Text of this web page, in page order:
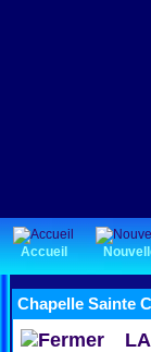
Accueil
Chapelle Sainte